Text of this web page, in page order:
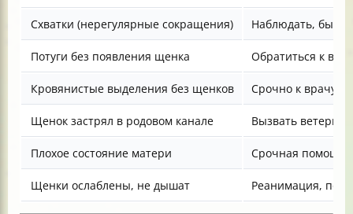
Схватки (нерегулярные сокращения) Наблюдать, быть
Потуги без появления щенка Обратиться к
Кровянистые выделения без щенков Срочно к врачу
Щенок застрял в родовом канале Вызвать
Плохое состояние матери Срочная помощь
Щенки ослаблены, не дышат Реанимация,